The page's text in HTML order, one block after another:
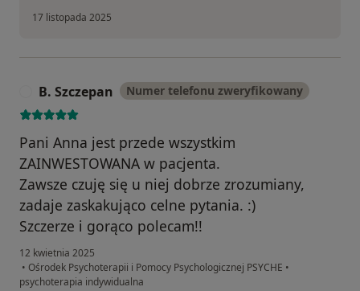
17 listopada 2025
B. Szczepan Numer telefonu zweryfikowany
Pani Anna jest przede wszystkim
ZAINWESTOWANA w pacjenta.
Zawsze czuję się u niej dobrze zrozumiany,
zadaje zaskakująco celne pytania. :)
Szczerze i gorąco polecam!!
12 kwietnia 2025
• Ośrodek Psychoterapii i Pomocy Psychologicznej PSYCHE •
psychoterapia indywidualna